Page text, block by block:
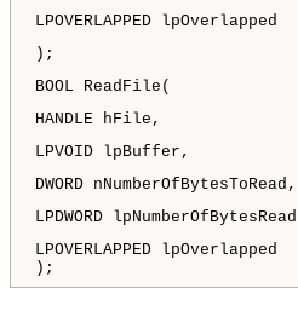
LPOVERLAPPED lpOverlapped
);
BOOL ReadFile(
HANDLE hFile,
LPVOID lpBuffer,
DWORD nNumberOfBytesToRead,
LPDWORD
LPOVERLAPPED lpOverlapped
);